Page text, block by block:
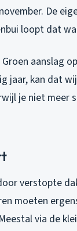
De
loopt dat
aanslag
jaar, kan dat
je niet meer
verstopte
moeten
via de